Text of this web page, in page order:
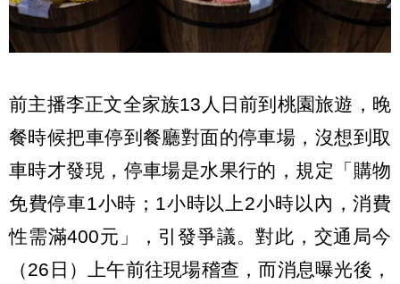
前主播李正文全家族13人日前到桃園旅遊，晚
餐時候把車停到餐廳對面的停車場，沒想到取
車時才發現，停車場是水果行的，規定「購物
免費停車1小時；1小時以上2小時以內，消費
性需滿400元」，引發爭議。對此，交通局今
（26日）上午前往現場稽查，而消息曝光後，